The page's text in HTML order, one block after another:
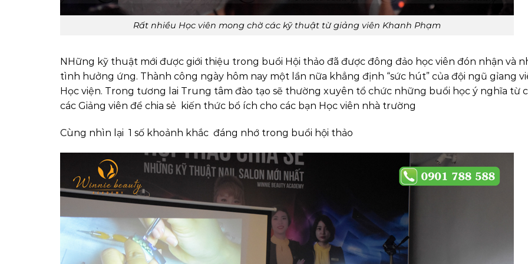
Rất nhiều Học viên mong chờ các kỹ thuật từ giảng viên Khanh Phạm
NHững kỹ thuật mới được giới thiệu trong buổi Hội thảo đã được đông đảo học viên đón nhận và
tình hưởng ứng. Thành công ngày hôm nay một lần nữa khẳng định “sức hút” của đội ngũ gỉang
Học viện. Trong tương lai Trung tâm đào tạo sẽ thường xuyên tổ chức những buổi học ý nghĩa từ
các Giảng viên để chia sẻ kiến thức bổ ích cho các bạn Học viên nhà trường
Cùng nhìn lại 1 số khoảnh khắc đáng nhớ trong buổi hội thảo